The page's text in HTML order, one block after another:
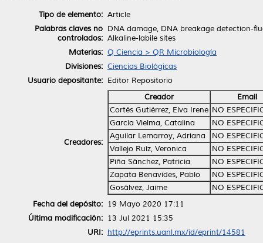
Tipo de elemento: Article
Palabras claves no
controlados:
DNA damage, DNA breakage detection-
Alkaline-labile sites
Materias: Q Ciencia > QR Microbiología
Divisiones: Ciencias Biológicas
Usuario depositante: Editor Repositorio
Creadores:
Creador
Email
Cortés Gutiérrez, Elva Irene NO
García Vielma, Catalina
NO
Aguilar Lemarroy, Adriana
NO
Vallejo Ruíz, Veronica
NO
Piña Sánchez, Patricia
NO
Zapata Benavides, Pablo
NO
Gosálvez, Jaime
NO
Fecha del depósito: 19 Mayo 2020 17:11
Última modificación: 13 Jul 2021 15:35
URI: http://eprints.uanl.mx/id/eprint/14581